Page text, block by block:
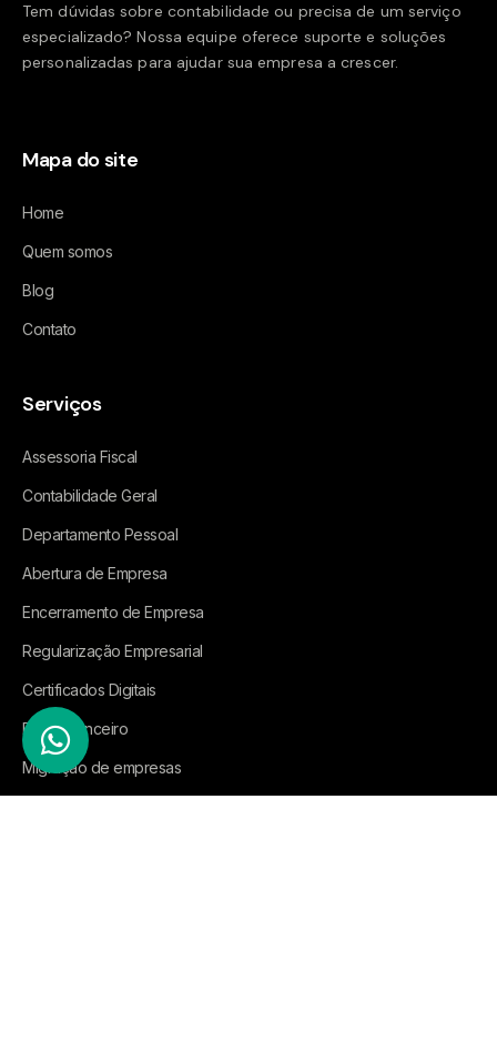
Tem dúvidas sobre contabilidade ou precisa de um serviço
especializado? Nossa equipe oferece suporte e soluções
personalizadas para ajudar sua empresa a crescer.
Mapa do site
Home
Quem somos
Blog
Contato
Serviços
Assessoria Fiscal
Contabilidade Geral
Departamento Pessoal
Abertura de Empresa
Encerramento de Empresa
Regularização Empresarial
Certificados Digitais
BPO Financeiro
Migração de empresas